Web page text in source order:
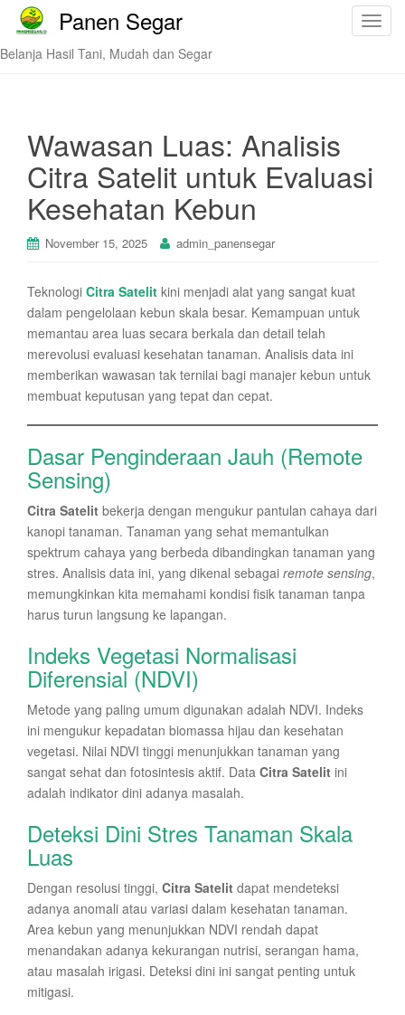
T
a
v
Panen Segar
Belanja Hasil Tani, Mudah dan Segar
Wawasan Luas: Analisis
Citra Satelit untuk Evaluasi
Kesehatan Kebun
November 15, 2025 admin_panensegar
Teknologi Citra Satelit kini menjadi alat yang sangat kuat
dalam pengelolaan kebun skala besar. Kemampuan untuk
memantau area luas secara berkala dan detail telah
merevolusi evaluasi kesehatan tanaman. Analisis data ini
memberikan wawasan tak ternilai bagi manajer kebun untuk
membuat keputusan yang tepat dan cepat.
Dasar Penginderaan Jauh (Remote
Sensing)
Citra Satelit bekerja dengan mengukur pantulan cahaya dari
kanopi tanaman. Tanaman yang sehat memantulkan
spektrum cahaya yang berbeda dibandingkan tanaman yang
stres. Analisis data ini, yang dikenal sebagai remote sensing,
memungkinkan kita memahami kondisi fisik tanaman tanpa
harus turun langsung ke lapangan.
Indeks Vegetasi Normalisasi
Diferensial (NDVI)
Metode yang paling umum digunakan adalah NDVI. Indeks
ini mengukur kepadatan biomassa hijau dan kesehatan
vegetasi. Nilai NDVI tinggi menunjukkan tanaman yang
sangat sehat dan fotosintesis aktif. Data Citra Satelit ini
adalah indikator dini adanya masalah.
Deteksi Dini Stres Tanaman Skala
Luas
Dengan resolusi tinggi, Citra Satelit dapat mendeteksi
adanya anomali atau variasi dalam kesehatan tanaman.
Area kebun yang menunjukkan NDVI rendah dapat
menandakan adanya kekurangan nutrisi, serangan hama,
atau masalah irigasi. Deteksi dini ini sangat penting untuk
mitigasi.